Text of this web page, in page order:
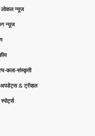
लोकल न्यूज
न्यूज
कला-संस्कृती
& ट्रॅव्हल
स्पोर्ट्स